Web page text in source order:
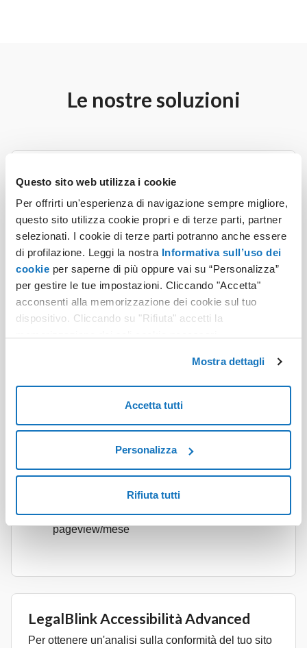
Questo sito web utilizza i cookie
Per offrirti un'esperienza di navigazione sempre migliore,
questo sito utilizza cookie propri e di terze parti, partner
selezionati. I cookie di terze parti potranno anche essere
di profilazione. Leggi la nostra Informativa sull’uso dei
cookie per saperne di più oppure vai su “Personalizza”
per gestire le tue impostazioni. Cliccando "Accetta"
acconsenti alla memorizzazione dei cookie sul tuo
dispositivo. Cliccando su "Rifiuta" accetti la
Mostra dettagli
Accetta tutti
Personalizza
Rifiuta tutti
Le nostre soluzioni
LegalBlink Accessibilità Easy
Lo strumento per verificare il livello di conformità
del tuo sito, generare in autonomia la dichiarazione
di accessibilità e migliorare l'usabilità delle tue
pagine web.
29,00 € + IVA/ anno
Valutazione accessibilità del sito
Widget di accessibilità conforme ai requisiti
della WCAG 2.1 A e AA
Pagine sito illimitate
Consigliato per siti con 150.000
pageview/mese
LegalBlink Accessibilità Advanced
Per ottenere un'analisi sulla conformità del tuo sito